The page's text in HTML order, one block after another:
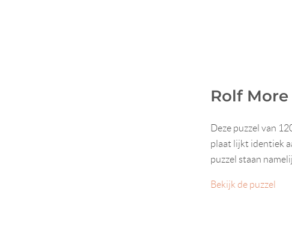
Rolf
Deze puzzel van
plaat lijkt identiek
puzzel staan
Bekijk de puzzel